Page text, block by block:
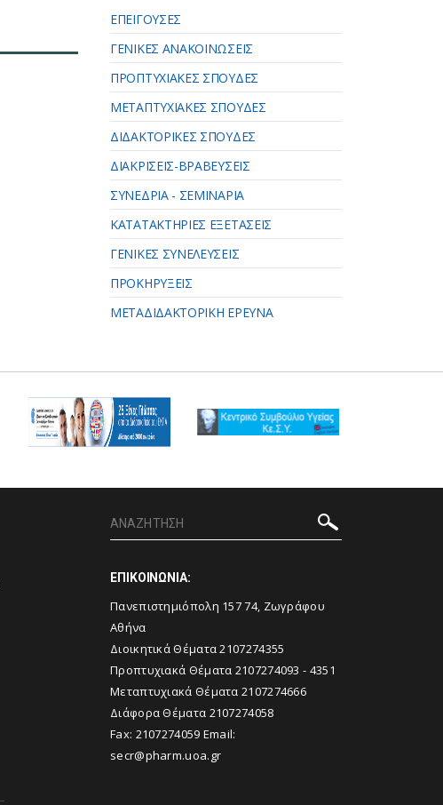
ΕΠΕΙΓΟΥΣΕΣ
ΓΕΝΙΚΕΣ ΑΝΑΚΟΙΝΩΣΕΙΣ
ΠΡΟΠΤΥΧΙΑΚΕΣ ΣΠΟΥΔΕΣ
ΜΕΤΑΠΤΥΧΙΑΚΕΣ ΣΠΟΥΔΕΣ
ΔΙΔΑΚΤΟΡΙΚΕΣ ΣΠΟΥΔΕΣ
ΔΙΑΚΡΙΣΕΙΣ-ΒΡΑΒΕΥΣΕΙΣ
ΣΥΝΕΔΡΙΑ - ΣΕΜΙΝΑΡΙΑ
ΚΑΤΑΤΑΚΤΗΡΙΕΣ ΕΞΕΤΑΣΕΙΣ
ΓΕΝΙΚΕΣ ΣΥΝΕΛΕΥΣΕΙΣ
ΠΡΟΚΗΡΥΞΕΙΣ
ΜΕΤΑΔΙΔΑΚΤΟΡΙΚΗ ΕΡΕΥΝΑ
ΕΠΙΚΟΙΝΩΝΙΑ:
Πανεπιστημιόπολη 157 74, Ζωγράφου
Αθήνα
Διοικητικά Θέματα 2107274355
Προπτυχιακά Θέματα 2107274093 - 4351
Μεταπτυχιακά Θέματα 2107274666
Διάφορα Θέματα 2107274058
Fax: 2107274059 Email:
secr@pharm.uoa.gr